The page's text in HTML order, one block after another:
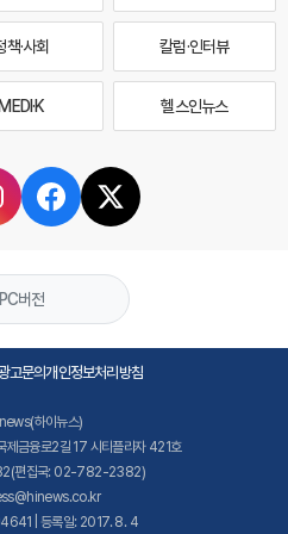
책·사회 칼럼·인터뷰
MEDI·K 헬스인뉴스
PC버전
고문의개인정보처리방침
하이뉴스)
제금융로2길 17 시티플라자 421호
편집국: 02-782-2382)
| 등록일: 2017. 8. 4